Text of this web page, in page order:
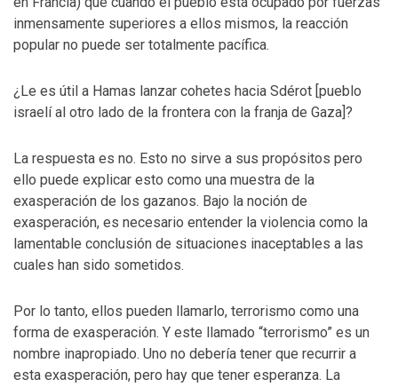
inmensamente superiores a ellos mismos, la reacción
popular no puede ser totalmente pacífica.
¿Le es útil a Hamas lanzar cohetes hacia Sdérot [pueblo
israelí al otro lado de la frontera con la franja de Gaza]?
La respuesta es no. Esto no sirve a sus propósitos pero
ello puede explicar esto como una muestra de la
exasperación de los gazanos. Bajo la noción de
exasperación, es necesario entender la violencia como la
lamentable conclusión de situaciones inaceptables a las
cuales han sido sometidos.
Por lo tanto, ellos pueden llamarlo, terrorismo como una
forma de exasperación. Y este llamado “terrorismo” es un
nombre inapropiado. Uno no debería tener que recurrir a
esta exasperación, pero hay que tener esperanza. La